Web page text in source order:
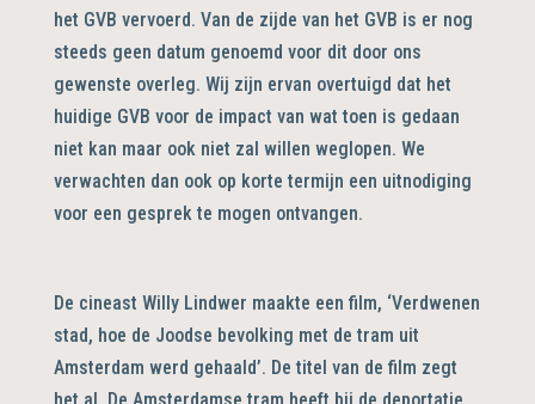
het GVB vervoerd. Van de zijde van het GVB is er nog
steeds geen datum genoemd voor dit door ons
gewenste overleg. Wij zijn ervan overtuigd dat het
huidige GVB voor de impact van wat toen is gedaan
niet kan maar ook niet zal willen weglopen. We
verwachten dan ook op korte termijn een uitnodiging
voor een gesprek te mogen ontvangen.
De cineast Willy Lindwer maakte een film, ‘Verdwenen
stad, hoe de Joodse bevolking met de tram uit
Amsterdam werd gehaald’. De titel van de film zegt
het al. De Amsterdamse tram heeft bij de deportatie